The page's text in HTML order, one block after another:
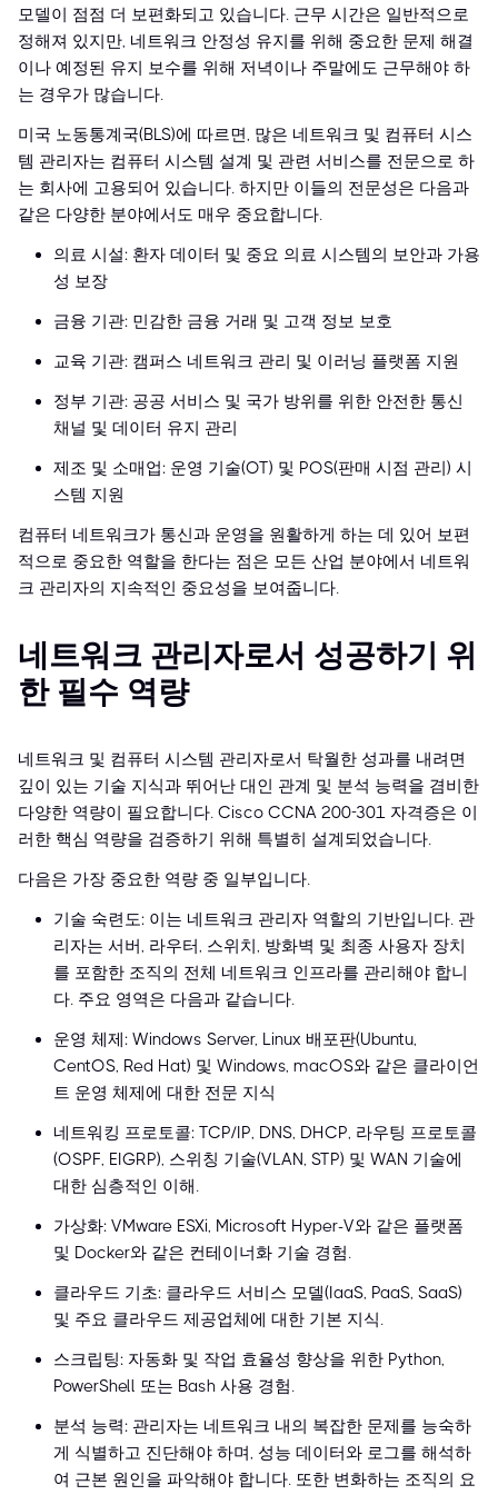
모델이 점점 더 보편화되고 있습니다. 근무 시간은 일반적으로
정해져 있지만, 네트워크 안정성 유지를 위해 중요한 문제 해결
이나 예정된 유지 보수를 위해 저녁이나 주말에도 근무해야 하
는 경우가 많습니다.
미국 노동통계국(BLS)에 따르면, 많은 네트워크 및 컴퓨터 시스
템 관리자는 컴퓨터 시스템 설계 및 관련 서비스를 전문으로 하
는 회사에 고용되어 있습니다. 하지만 이들의 전문성은 다음과
같은 다양한 분야에서도 매우 중요합니다.
의료 시설: 환자 데이터 및 중요 의료 시스템의 보안과 가용
성 보장
금융 기관: 민감한 금융 거래 및 고객 정보 보호
교육 기관: 캠퍼스 네트워크 관리 및 이러닝 플랫폼 지원
정부 기관: 공공 서비스 및 국가 방위를 위한 안전한 통신
채널 및 데이터 유지 관리
제조 및 소매업: 운영 기술(OT) 및 POS(판매 시점 관리) 시
스템 지원
컴퓨터 네트워크가 통신과 운영을 원활하게 하는 데 있어 보편
적으로 중요한 역할을 한다는 점은 모든 산업 분야에서 네트워
크 관리자의 지속적인 중요성을 보여줍니다.
네트워크 관리자로서 성공하기 위
한 필수 역량
네트워크 및 컴퓨터 시스템 관리자로서 탁월한 성과를 내려면
깊이 있는 기술 지식과 뛰어난 대인 관계 및 분석 능력을 겸비한
다양한 역량이 필요합니다. Cisco CCNA 200-301 자격증은 이
러한 핵심 역량을 검증하기 위해 특별히 설계되었습니다.
다음은 가장 중요한 역량 중 일부입니다.
기술 숙련도: 이는 네트워크 관리자 역할의 기반입니다. 관
리자는 서버, 라우터, 스위치, 방화벽 및 최종 사용자 장치
를 포함한 조직의 전체 네트워크 인프라를 관리해야 합니
다. 주요 영역은 다음과 같습니다.
운영 체제: Windows Server, Linux 배포판(Ubuntu,
CentOS, Red Hat) 및 Windows, macOS와 같은 클라이언
트 운영 체제에 대한 전문 지식
네트워킹 프로토콜: TCP/IP, DNS, DHCP, 라우팅 프로토콜
(OSPF, EIGRP), 스위칭 기술(VLAN, STP) 및 WAN 기술에
대한 심층적인 이해.
가상화: VMware ESXi, Microsoft Hyper-V와 같은 플랫폼
및 Docker와 같은 컨테이너화 기술 경험.
클라우드 기초: 클라우드 서비스 모델(IaaS, PaaS, SaaS)
및 주요 클라우드 제공업체에 대한 기본 지식.
스크립팅: 자동화 및 작업 효율성 향상을 위한 Python,
PowerShell 또는 Bash 사용 경험.
분석 능력: 관리자는 네트워크 내의 복잡한 문제를 능숙하
게 식별하고 진단해야 하며, 성능 데이터와 로그를 해석하
여 근본 원인을 파악해야 합니다. 또한 변화하는 조직의 요